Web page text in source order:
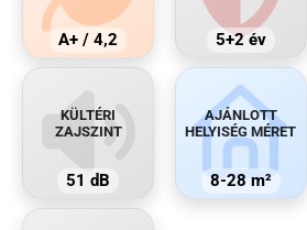
A+ / 4,2 5+2 év
KÜLTÉRI
ZAJSZINT
51 dB
AJÁNLOTT
HELYISÉG MÉRET
8-28 m²